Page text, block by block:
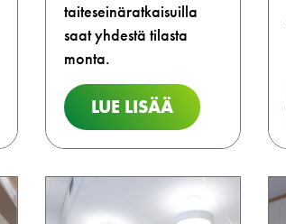
taiteseinäratkaisuilla
saat yhdestä tilasta
monta.
LUE LISÄÄ